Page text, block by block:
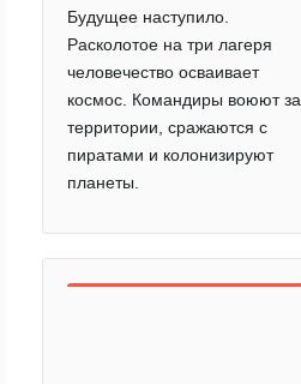
Будущее наступило.
Расколотое на три лагеря
человечество осваивает
космос. Командиры воюют за
территории, сражаются с
пиратами и колонизируют
планеты.